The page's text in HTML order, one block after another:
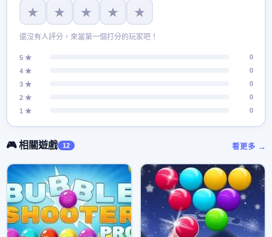
★ ★ ★ ★ ★
還沒有人評分，來當第一個打分的玩家吧！
5 ★
0
4 ★
0
3 ★
0
2 ★
0
1 ★
0
🎮 相關遊戲 12 看更多 →